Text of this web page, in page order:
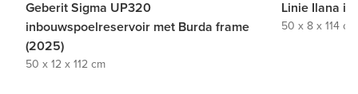
Geberit Sigma UP320
inbouwspoelreservoir met Burda frame
(2025)
50 x 12 x 112 cm
Linie Ilana
50 x 8 x 114 cm